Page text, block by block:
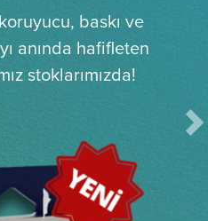
baskı ve
anında hafifleten
stoklarımızda!